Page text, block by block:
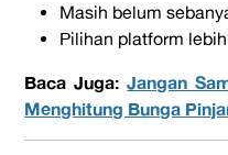
Masih belum
Pilihan platform
Baca Juga:Jangan
Menghitung Bunga